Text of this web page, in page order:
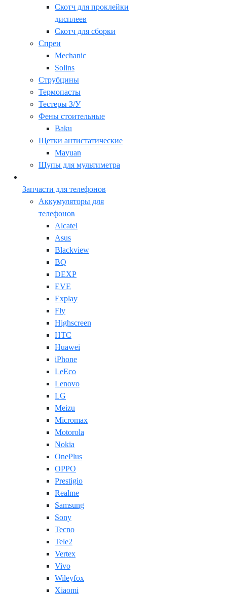
Скотч для проклейки
дисплеев
Скотч для сборки
Спреи
Mechanic
Solins
Струбцины
Термопасты
Тестеры З/У
Фены стоительные
Baku
Щетки антистатические
Mayuan
Щупы для мультиметра
Запчасти для телефонов
Аккумуляторы для
телефонов
Alcatel
Asus
Blackview
BQ
DEXP
EVE
Explay
Fly
Highscreen
HTC
Huawei
iPhone
LeEco
Lenovo
LG
Meizu
Micromax
Motorola
Nokia
OnePlus
OPPO
Prestigio
Realme
Samsung
Sony
Tecno
Tele2
Vertex
Vivo
Wileyfox
Xiaomi